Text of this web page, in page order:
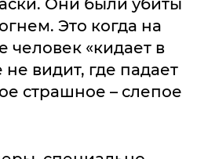
Они были убиты
Это когда на
человек «кидает в
не видит, где падает
страшное – слепое